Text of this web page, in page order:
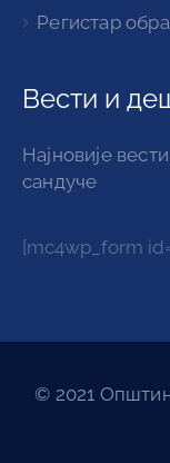
Регистар
Вести и
Најновије
сандуче
[mc4wp_form
© 2021